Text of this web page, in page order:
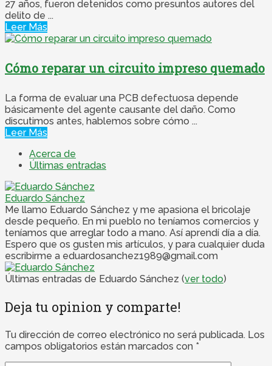
27 años, fueron detenidos como presuntos autores del
delito de ...
Leer Más
Cómo reparar un circuito impreso quemado
La forma de evaluar una PCB defectuosa depende
básicamente del agente causante del daño. Como
discutimos antes, hablemos sobre cómo ...
Leer Más
Acerca de
Últimas entradas
Eduardo Sánchez
Me llamo Eduardo Sánchez y me apasiona el bricolaje
desde pequeño. En mi pueblo no teníamos comercios y
teníamos que arreglar todo a mano. Así aprendí día a día.
Espero que os gusten mis artículos, y para cualquier duda
escribirme a eduardosanchez1989@gmail.com
Últimas entradas de Eduardo Sánchez (ver todo)
Deja tu opinion y comparte!
Tu dirección de correo electrónico no será publicada. Los
campos obligatorios están marcados con *